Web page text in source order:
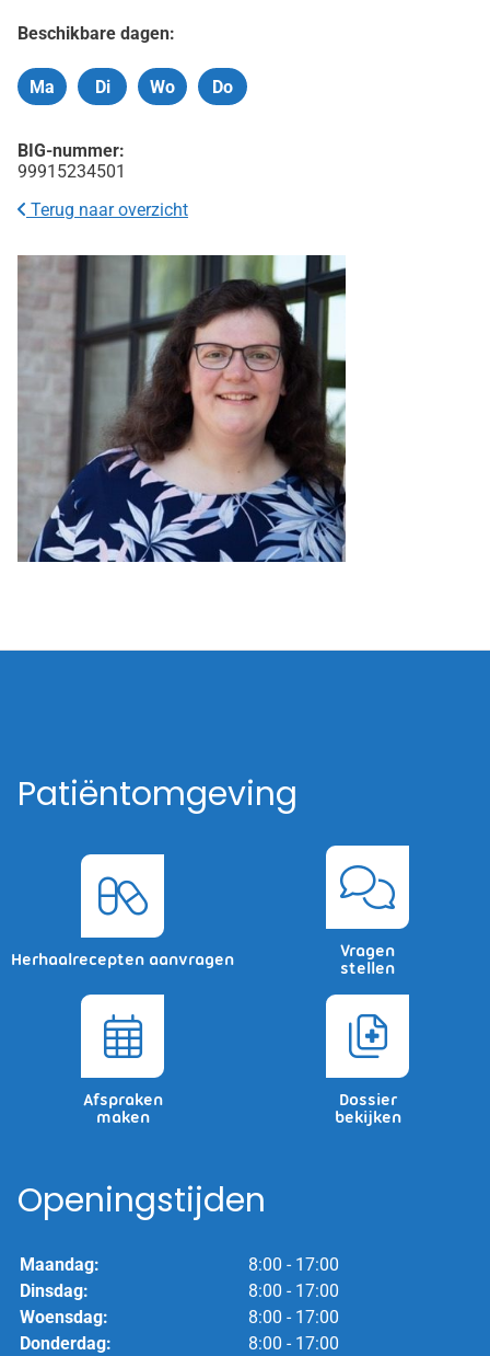
Beschikbare dagen:
Maandag
Ma Dinsdag
Di Woensdag
Wo Donderdag
Do
BIG-nummer:
99915234501
Terug naar overzicht
Patiëntomgeving
Herhaalrecepten aanvragen
Vragen
stellen
Afspraken
maken
Dossier
bekijken
Openingstijden
Maandag:
8:00 - 17:00
Dinsdag:
8:00 - 17:00
Woensdag:
8:00 - 17:00
Donderdag:
8:00 - 17:00